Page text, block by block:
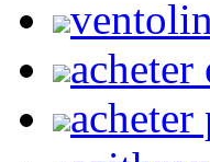
acheter